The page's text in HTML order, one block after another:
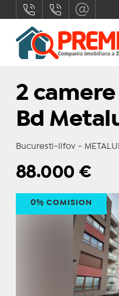
2
Bd
Bucuresti-Ilfov -
88.000€
0% COMISION